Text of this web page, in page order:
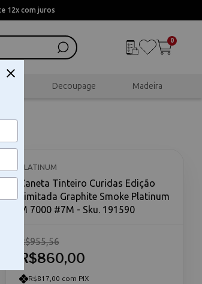
12x com juros
0
Decoupage Madeira
PLATINUM
Caneta Tinteiro Curidas Edição
Limitada Graphite Smoke Platinum
M 7000 #7M - Sku. 191590
R$860,00
R$955,56
R$817,00 com PIX